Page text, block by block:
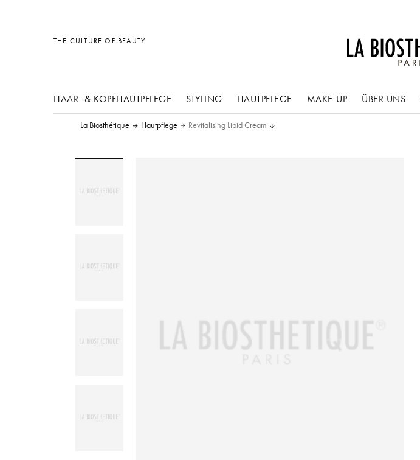
THE CULTURE OF BEAUTY
HAAR- & KOPFHAUTPFLEGE STYLING
Sonstiges
HAUTPFLEGE MAKE-UP ÜBER UNS
La Biosthétique Hautpflege Revitalising Lipid Cream